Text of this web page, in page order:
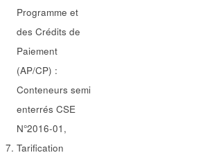
Programme et
des Crédits de
Paiement
(AP/CP) :
Conteneurs semi
enterrés CSE
N°2016-01,
Tarification